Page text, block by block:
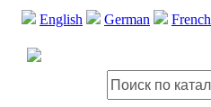
English German French